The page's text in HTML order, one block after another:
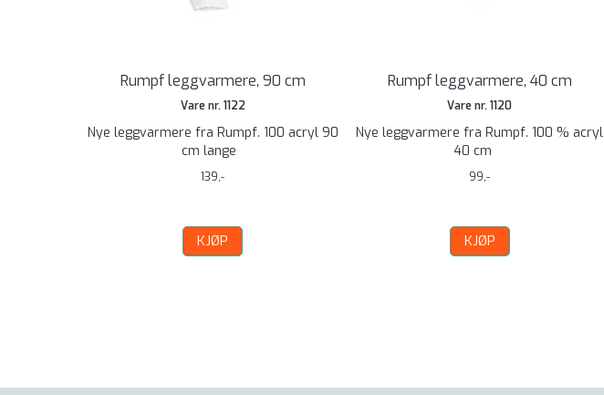
Rumpf leggvarmere, 90 cm
Vare nr. 1122
Nye leggvarmere fra Rumpf. 100 acryl 90
cm lange
139,-
KJØP
Rumpf leggvarmere, 40 cm
Vare nr. 1120
Nye leggvarmere fra Rumpf. 100 % acryl
40 cm
99,-
KJØP